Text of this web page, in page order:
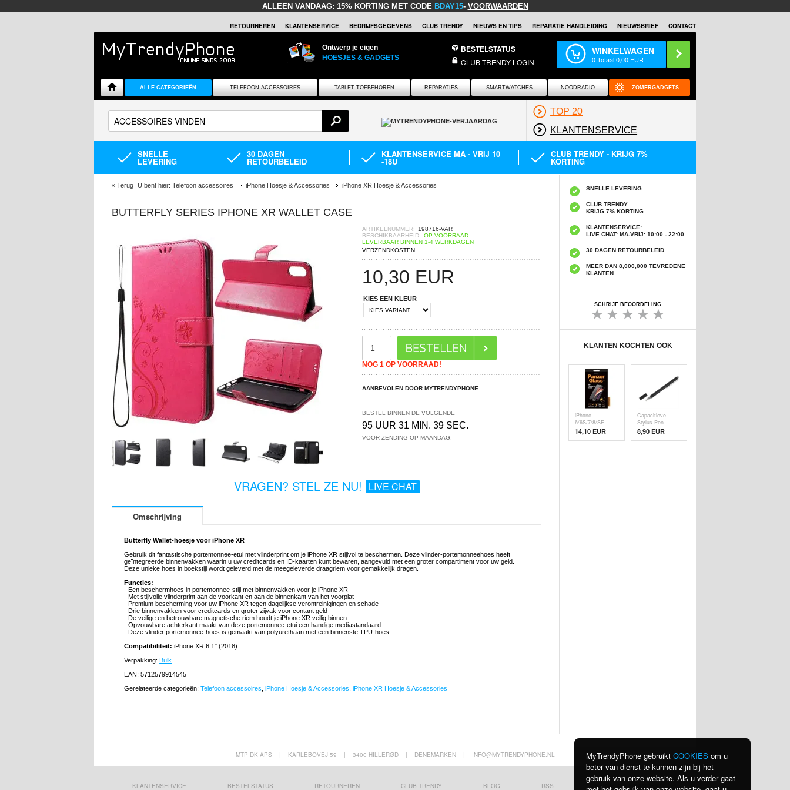
ALLEEN VANDAAG: 15% KORTING MET CODE BDAY15- VOORWAARDEN
RETOURNEREN KLANTENSERVICE BEDRIJFSGEGEVENS CLUB TRENDY NIEUWS EN TIPS REPARATIE HANDLEIDING NIEUWSBRIEF CONTACT
Ontwerp je eigen
HOESJES & GADGETS
BESTELSTATUS
CLUB TRENDY LOGIN
WINKELWAGEN
0Totaal0,00 EUR
ALLE CATEGORIEËN TELEFOON ACCESSOIRES TABLET TOEBEHOREN REPARATIES SMARTWATCHES NOODRADIO ZOMERGADGETS
TOP 20
KLANTENSERVICE
SNELLE
LEVERING
30 DAGEN
RETOURBELEID
KLANTENSERVICE MA - VRIJ 10
-18U
CLUB TRENDY - KRIJG 7%
KORTING
« Terug U bent hier: Telefoon accessoires iPhone Hoesje & Accessories iPhone XR Hoesje & Accessories
BUTTERFLY SERIES IPHONE XR WALLET CASE
ARTIKELNUMMER:
198716-VAR
BESCHIKBAARHEID: OP VOORRAAD.
LEVERBAAR BINNEN 1-4 WERKDAGEN
VERZENDKOSTEN
10,30 EUR
KIES EEN KLEUR
NOG 1 OP VOORRAAD!
AANBEVOLEN DOOR MYTRENDYPHONE
BESTEL BINNEN DE VOLGENDE
95 UUR 31 MIN. 38 SEC.
VOOR ZENDING OP MAANDAG.
VRAGEN? STEL ZE NU! LIVE CHAT
Omschrijving
Butterfly Wallet-hoesje voor iPhone XR
Gebruik dit fantastische portemonnee-etui met vlinderprint om je iPhone XR stijlvol te beschermen. Deze vlinder-portemonneehoes heeft
geïntegreerde binnenvakken waarin u uw creditcards en ID-kaarten kunt bewaren, aangevuld met een groter compartiment voor uw geld.
Deze unieke hoes in boekstijl wordt geleverd met de meegeleverde draagriem voor gemakkelijk dragen.
Functies:
- Een beschermhoes in portemonnee-stijl met binnenvakken voor je iPhone XR
- Met stijlvolle vlinderprint aan de voorkant en aan de binnenkant van het voorplat
- Premium bescherming voor uw iPhone XR tegen dagelijkse verontreinigingen en schade
- Drie binnenvakken voor creditcards en groter zijvak voor contant geld
- De veilige en betrouwbare magnetische riem houdt je iPhone XR veilig binnen
- Opvouwbare achterkant maakt van deze portemonnee-etui een handige mediastandaard
- Deze vlinder portemonnee-hoes is gemaakt van polyurethaan met een binnenste TPU-hoes
Compatibiliteit: iPhone XR 6.1" (2018)
Verpakking: Bulk
EAN: 5712579914545
Gerelateerde categorieën: Telefoon accessoires iPhone Hoesje & Accessories iPhone XR Hoesje & Accessories
SNELLE LEVERING
CLUB TRENDY
KRIJG 7% KORTING
KLANTENSERVICE:
LIVE CHAT: MA-VRIJ: 10:00 - 22:00
30 DAGEN RETOURBELEID
MEER DAN 8,000,000 TEVREDENE
KLANTEN
SCHRIJF BEOORDELING
KLANTEN KOCHTEN OOK
iPhone
6/6S/7/8/SE
(2020)/SE (
14,10 EUR
Capacitieve
Stylus Pen -
Zwart
8,90 EUR
MTP DK APS | KARLEBOVEJ 59 | 3400 HILLERØD | DENEMARKEN | INFO@MYTRENDYPHONE.NL
KLANTENSERVICE BESTELSTATUS RETOURNEREN CLUB TRENDY BLOG RSS BEKIJK ALLE LANDEN
MyTrendyPhone gebruikt COOKIES om u
beter van dienst te kunnen zijn bij het
gebruik van onze website. Als u verder gaat